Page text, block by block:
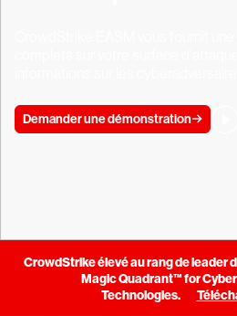
Demander une démonstration
CrowdStrike élevé au rang de leader
Magic Quadrant™ for
Technologies.